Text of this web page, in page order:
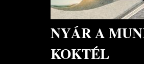
NYÁR A
KOKTÉL